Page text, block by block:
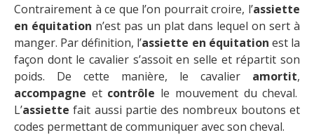
Contrairement à ce que l’on pourrait croire, l’assiette
en équitation n’est pas un plat dans lequel on sert à
manger. Par définition, l’assiette en équitation est la
façon dont le cavalier s’assoit en selle et répartit son
poids. De cette manière, le cavalier amortit,
accompagne et contrôle le mouvement du cheval.
L’assiette fait aussi partie des nombreux boutons et
codes permettant de communiquer avec son cheval.